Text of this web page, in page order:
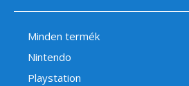
Minden termék
Nintendo
Playstation